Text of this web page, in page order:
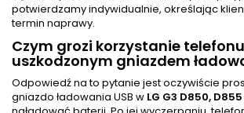
potwierdzamy indywidualnie, określając
termin naprawy.
Czym grozi korzystanie
uszkodzonym gniazdem
Odpowiedź na to pytanie jest oczywiście
gniazdo ładowania USB w LG G3 D850, D855